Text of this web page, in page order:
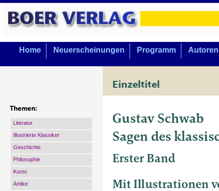
Home Neuerscheinungen Programm Autoren
Einzeltitel
Themen:
Literatur
Illustrierte Klassiker
Geschichte
Philosophie
Kunst
Antike
Gustav Schwab
Sagen des
Erster Band
Mit Illustrationen